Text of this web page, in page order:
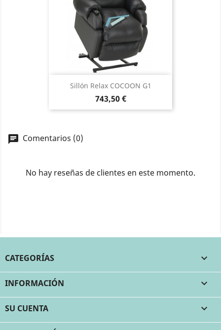
Sillón Relax COCOON G1
Precio
743,50 €
Comentarios (0)
No hay reseñas de clientes en este momento.
CATEGORÍAS 
INFORMACIÓN 
SU CUENTA 